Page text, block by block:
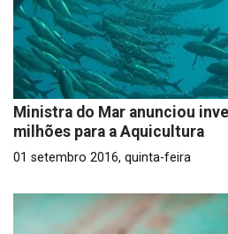
Ministra do Mar anunciou
milhões para a Aquicultura
01 setembro 2016, quinta-feira